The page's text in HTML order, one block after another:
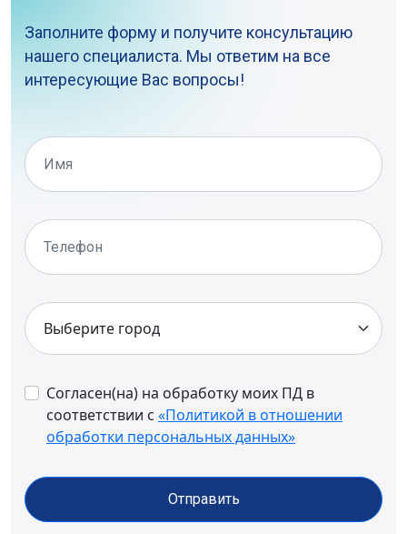
Заполните форму и получите консультацию
нашего специалиста. Мы ответим на все
интересующие Вас вопросы!
Согласен(на) на обработку моих ПД в
соответствии с «Политикой в отношении
обработки персональных данных»
Отправить